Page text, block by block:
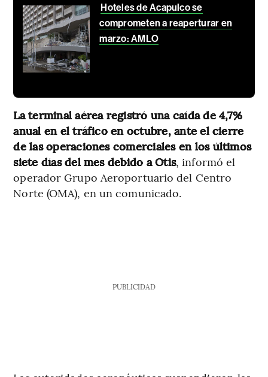
Hoteles de Acapulco se
comprometen a reaperturar en
marzo: AMLO
La terminal aérea registró una caída de 4,7%
anual en el tráfico en octubre, ante el cierre
de las operaciones comerciales en los últimos
siete días del mes debido a Otis, informó el
operador Grupo Aeroportuario del Centro
Norte (OMA), en un comunicado.
PUBLICIDAD